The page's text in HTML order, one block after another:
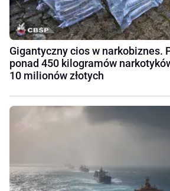
Gigantyczny cios w narkobiznes.
ponad 450 kilogramów
10 milionów złotych